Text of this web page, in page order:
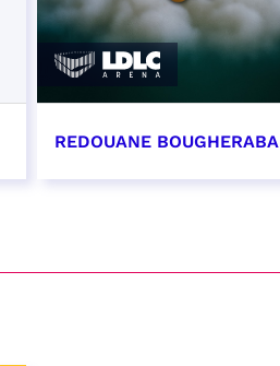
REDOUANE BOUGHERABA